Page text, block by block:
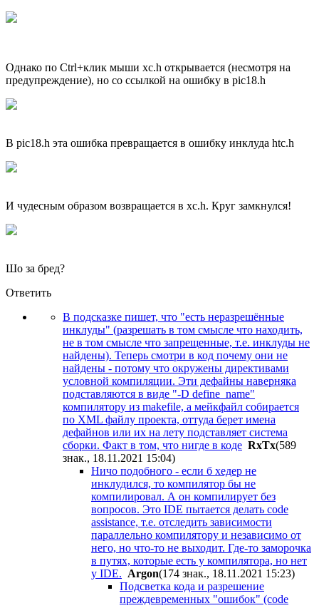
Однако по Ctrl+клик мыши xc.h открывается (несмотря на
предупреждение), но со ссылкой на ошибку в pic18.h
В pic18.h эта ошибка превращается в ошибку инклуда htc.h
И чудесным образом возвращается в xc.h. Круг замкнулся!
Шо за бред?
Ответить
В подсказке пишет, что "есть неразрешённые
инклуды" (разрешать в том смысле что находить,
не в том смысле что запрещенные, т.е. инклуды не
найдены). Теперь смотри в код почему они не
найдены - потому что окружены директивами
условной компиляции. Эти дефайны наверняка
подставляются в виде "-D define_name"
компилятору из makefile, а мейкфайл собирается
по XML файлу проекта, оттуда берет имена
дефайнов или их на лету подставляет система
сборки. Факт в том, что нигде в коде RxTx(589
знак., 18.11.2021 15:04)
Ничо подобного - если б хедер не
инклудился, то компилятор бы не
компилировал. А он компилирует без
вопросов. Это IDE пытается делать code
assistance, т.е. отследить зависимости
параллельно компилятору и независимо от
него, но что-то не выходит. Где-то заморочка
в путях, которые есть у компилятора, но нет
у IDE. Argon(174 знак., 18.11.2021 15:23)
Подсветка кода и разрешение
преждевременных "ошибок" (code